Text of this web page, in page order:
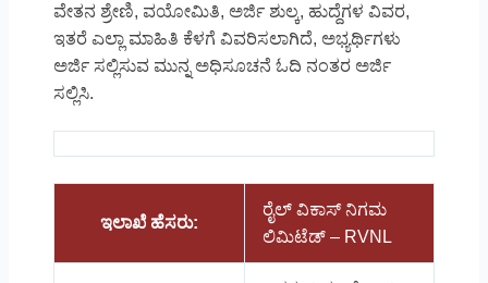
ವೇತನ ಶ್ರೇಣಿ, ವಯೋಮಿತಿ, ಅರ್ಜಿ ಶುಲ್ಕ, ಹುದ್ದೆಗಳ ವಿವರ,
ಇತರೆ ಎಲ್ಲಾ ಮಾಹಿತಿ ಕೆಳಗೆ ವಿವರಿಸಲಾಗಿದೆ, ಅಭ್ಯರ್ಥಿಗಳು
ಅರ್ಜಿ ಸಲ್ಲಿಸುವ ಮುನ್ನ ಅಧಿಸೂಚನೆ ಓದಿ ನಂತರ ಅರ್ಜಿ
ಸಲ್ಲಿಸಿ.
ಇಲಾಖೆ ಹೆಸರು:
ರೈಲ್ ವಿಕಾಸ್ ನಿಗಮ
ಲಿಮಿಟೆಡ್ – RVNL